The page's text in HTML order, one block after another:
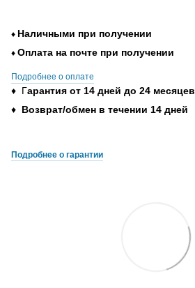
♦ Наличными при получении
♦ Оплата на почте при получении
Подробнее о оплате
♦ Гарантия от 14 дней до 24 месяцев
♦ Возврат/обмен в течении 14 дней
Подробнее о гарантии